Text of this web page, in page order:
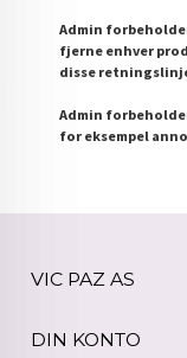
Admin
fjerne enhver
disse
Admin
for eksempel
VIC PAZ AS
DIN KONTO